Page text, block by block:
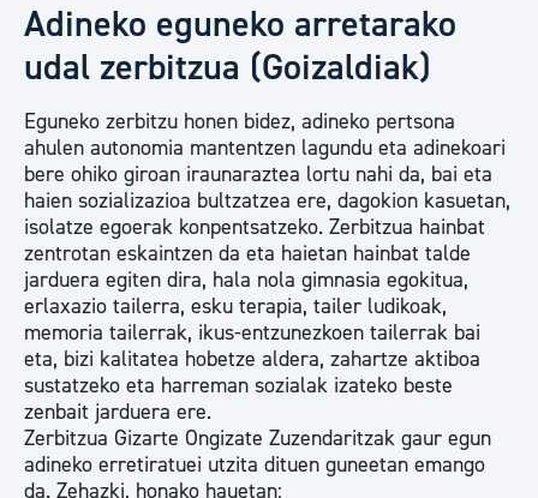
Adineko eguneko arretarako
udal zerbitzua (Goizaldiak)
Eguneko zerbitzu honen bidez, adineko pertsona
ahulen autonomia mantentzen lagundu eta adinekoari
bere ohiko giroan iraunaraztea lortu nahi da, bai eta
haien sozializazioa bultzatzea ere, dagokion kasuetan,
isolatze egoerak konpentsatzeko. Zerbitzua hainbat
zentrotan eskaintzen da eta haietan hainbat talde
jarduera egiten dira, hala nola gimnasia egokitua,
erlaxazio tailerra, esku terapia, tailer ludikoak,
memoria tailerrak, ikus-entzunezkoen tailerrak bai
eta, bizi kalitatea hobetze aldera, zahartze aktiboa
sustatzeko eta harreman sozialak izateko beste
zenbait jarduera ere.
Zerbitzua Gizarte Ongizate Zuzendaritzak gaur egun
adineko erretiratuei utzita dituen guneetan emango
da. Zehazki, honako hauetan: